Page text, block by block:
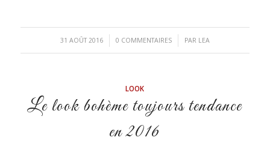
31 AOÛT 2016
/ 0 COMMENTAIRES
/ PAR LEA
LOOK
Le look bohème toujours tendance
en 2016